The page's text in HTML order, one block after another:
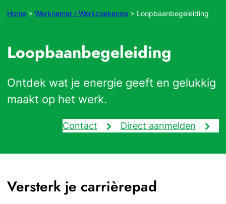
Home >Werknemer / Werkzoekende > Loopbaanbegeleiding
Loopbaanbegeleiding
Ontdek wat je energie geeft en gelukkig
maakt op het werk.
Contact Direct aanmelden
Versterk je carrièrepad